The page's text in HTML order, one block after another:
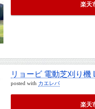
楽天
リョービ 電動芝刈り機
posted with カエレバ
楽天